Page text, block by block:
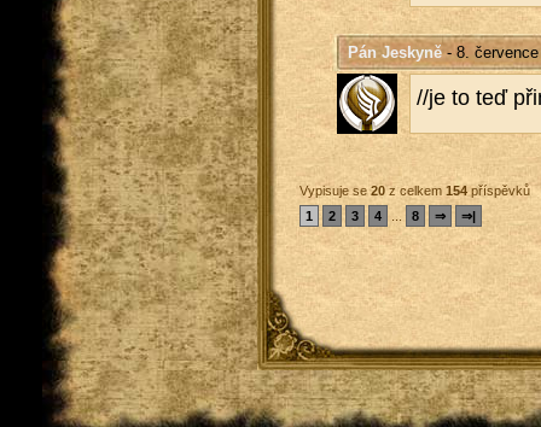
Pán Jeskyně- 8. července
//je to teď
Vypisuje se20z celkem 154příspěvků
1
2 3 4 8 ⇒ ⇒|